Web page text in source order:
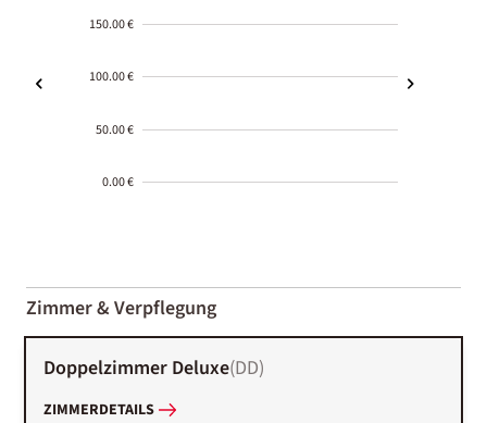
150.00 €
100.00 €
50.00 €
0.00 €
01-02
Zimmer & Verpflegung
Doppelzimmer Deluxe(DD)
ZIMMERDETAILS